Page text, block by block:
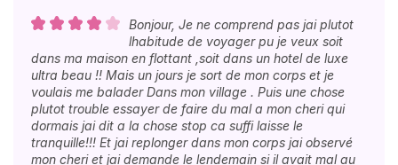
Bonjour, Je ne comprend pas jai plutot
lhabitude de voyager pu je veux soit
dans ma maison en flottant ,soit dans un hotel de luxe
ultra beau !! Mais un jours je sort de mon corps et je
voulais me balader Dans mon village . Puis une chose
plutot trouble essayer de faire du mal a mon cheri qui
dormais jai dit a la chose stop ca suffi laisse le
tranquille!!! Et jai replonger dans mon corps jai observé
mon cheri et jai demande le lendemain si il avait mal au